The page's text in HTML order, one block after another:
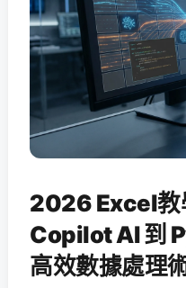
2026 Excel教
Copilot AI 到
高效數據處理